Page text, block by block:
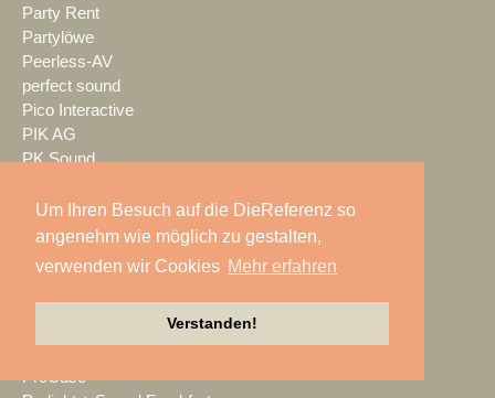
Um Ihren Besuch auf die DieReferenz so
angenehm wie möglich zu gestalten,
verwenden wir Cookies Mehr erfahren
Verstanden!
Party Rent
Partylöwe
Peerless-AV
perfect sound
Pico Interactive
PIK AG
PK Sound
Point Source Audio
POOLgroup
PowerLightsAugsburg
PRG
ProCase